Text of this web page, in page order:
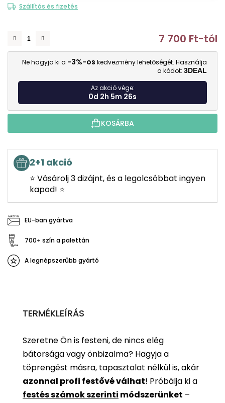
Szállítás és fizetés
7 700 Ft-tól
Ne hagyja ki a -3%-os kedvezmény lehetőségét. Használja
a kódot: 3DEAL
Az akció vége:
0d 2h 5m 25s
KOSÁRBA
2+1 akció
⭐ Vásárolj 3 dizájnt, és a legolcsóbbat ingyen
kapod! ⭐
EU-ban gyártva
700+ szín a palettán
A legnépszerűbb gyártó
TERMÉKLEÍRÁS
Szeretne Ön is festeni, de nincs elég
bátorsága vagy önbizalma? Hagyja a
töprengést másra, tapasztalat nélkül is, akár
azonnal profi festővé válhat! Próbálja ki a
festés számok szerinti módszerünket –